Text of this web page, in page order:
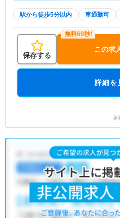
駅から徒歩5分以内 車通勤可
保存する
この求
詳細を
更